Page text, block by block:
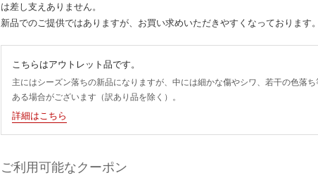
は差し支えありません。
新品でのご提供ではありますが、お買い求めいただきやすくなっております。
こちらはアウトレット品です。
主にはシーズン落ちの新品になりますが、中には細かな傷やシワ、若干の色落ち
ある場合がございます（訳あり品を除く）。
詳細はこちら
ご利用可能なクーポン